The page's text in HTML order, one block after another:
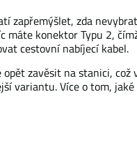
zapřemýšlet, zda
konektor Typu 2,
cestovní nabíjecí kabel.
zavěsit na stanici,
variantu. Více o tom,